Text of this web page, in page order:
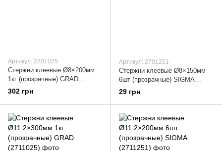
Артикул: 2701025
Стержни клеевые Ø8×200мм
1кг (прозрачные) GRAD
(2701025)
302 грн
Артикул: 2701251
Стержни клеевые Ø8×150мм
6шт (прозрачные) SIGMA
(2701251)
29 грн